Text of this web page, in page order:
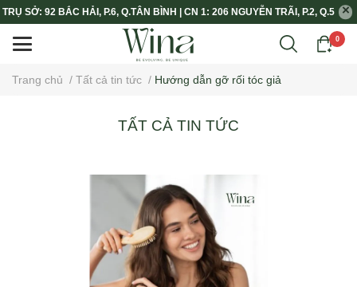
TRỤ SỞ: 92 BẮC HẢI, P.6, Q.TÂN BÌNH | CN 1: 206 NGUYỄN TRÃI, P.2, Q.5
0
Trang chủ / Tất cả tin tức / Hướng dẫn gỡ rối tóc giả
TẤT CẢ TIN TỨC